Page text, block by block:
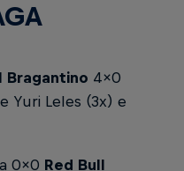
Bragantino 4x0
Yuri Leles (3x) e
0x0 Red Bull